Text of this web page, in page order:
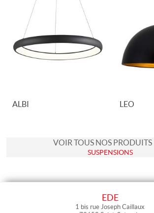
ALBI LEO
VOIR TOUS NOS PRODUITS
SUSPENSIONS
APPLIQUES ET PLAFONNIERS
Appliques Murales
EDE
1 bis rue Joseph Caillaux